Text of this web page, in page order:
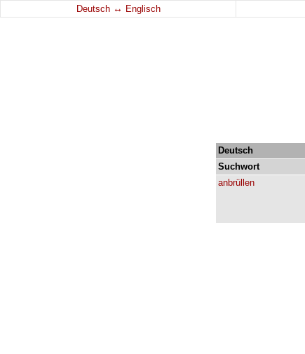
Deutsch ↔ Englisch
Deutsch
Suchwort
anbrüllen